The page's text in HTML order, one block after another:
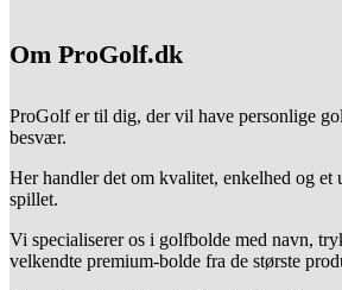
Om ProGolf.dk
ProGolf er til dig, der vil have personlige
besvær.
Her handler det om kvalitet, enkelhed og et
spillet.
Vi specialiserer os i golfbolde med navn,
velkendte premium-bolde fra de største